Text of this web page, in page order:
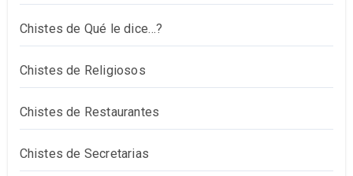
Chistes de Qué le dice…?
Chistes de Religiosos
Chistes de Restaurantes
Chistes de Secretarias